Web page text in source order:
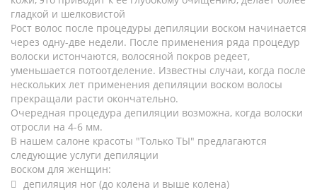
гладкой и шелковистой
Рост волос после процедуры депиляции воском начинается
через одну-две недели. После применения ряда процедур
волоски истончаются, волосяной покров редеет,
уменьшается потоотделение. Известны случаи, когда после
нескольких лет применения депиляции воском волосы
прекращали расти окончательно.
Очередная процедура депиляции возможна, когда волоски
отросли на 4-6 мм.
В нашем салоне красоты "Только ТЫ" предлагаются
следующие услуги депиляции
воском для женщин:
депиляция ног (до колена и выше колена)